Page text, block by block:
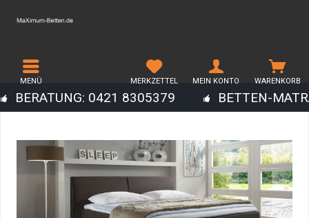
BERATUNG: 0421 8305379 BETTEN-
MENÜ WARENKORB
MERKZETTEL MEIN KONTO